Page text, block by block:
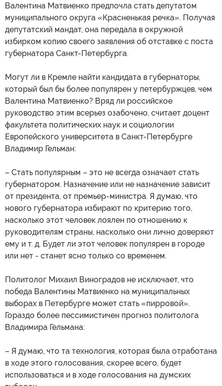
Валентина Матвиенко предпочла стать депутатом
муниципального округа «Красненькая речка». Получая
депутатский мандат, она передала в окружной
избирком копию своего заявления об отставке с поста
губернатора Санкт-Петербурга.
Могут ли в Кремле найти кандидата в губернаторы,
который был бы более популярен у петербуржцев, чем
Валентина Матвиенко? Вряд ли российское
руководство этим всерьез озабочено, считает доцент
факультета политических наук и социологии
Европейского университета в Санкт-Петербурге
Владимир Гельман:
– Стать популярным – это не всегда означает стать
губернатором. Назначение или не назначение зависит
от президента, от премьер-министра. Я думаю, что
нового губернатора избирают по критерию того,
насколько этот человек лоялен по отношению к
руководителям страны, насколько они лично доверяют
ему и т. д. Будет ли этот человек популярен в городе
или нет - станет ясно только со временем.
Политолог Михаил Виноградов не исключает, что
победа Валентины Матвиенко на муниципальных
выборах в Петербурге может стать «пирровой».
Гораздо более пессимистичен прогноз политолога
Владимира Гельмана:
– Я думаю, что та технология, которая была отработана
в ходе этого голосования, скорее всего, будет
использоваться и в ходе голосования на думских